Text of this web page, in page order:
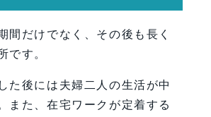
間だけでなく、その後も長く
です。
た後には夫婦二人の生活が中
また、在宅ワークが定着する